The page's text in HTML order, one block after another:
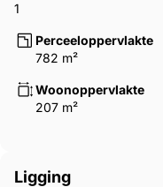
1
Perceeloppervlakte
782 m²
Woonoppervlakte
207 m²
Ligging